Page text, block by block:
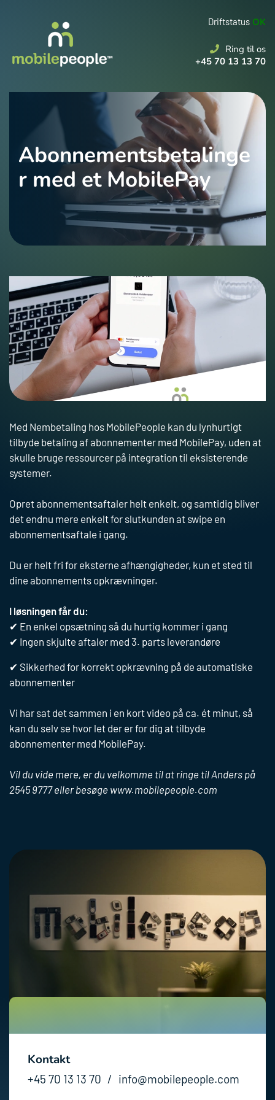
Forside
Løsninger
Nembetaling
Abonnements­betaling med kort
MobilePay
MobilePay & ePayments
KontoBetaling
Rate betaling
eValg
Dataopsamling
Nembetaling
Betalingsservice
MobilePay
Rate betaling
Straksbetaling
IVR Betaling
Om MobilePeople
Hvem er vi
Persondatapolitik
Kontakt
Blog
Driftstatus OK
Ring til os
+45 70 13 13 70
Abonnementsbetalinge
r med et MobilePay
Med Nembetaling hos MobilePeople kan du lynhurtigt
tilbyde betaling af abonnementer med MobilePay, uden at
skulle bruge ressourcer på integration til eksisterende
systemer.
Opret abonnementsaftaler helt enkelt, og samtidig bliver
det endnu mere enkelt for slutkunden at swipe en
abonnementsaftale i gang.
Du er helt fri for eksterne afhængigheder, kun et sted til
dine abonnements opkrævninger.
I løsningen får du:
✔ En enkel opsætning så du hurtig kommer i gang
✔ Ingen skjulte aftaler med 3. parts leverandøre
✔ Sikkerhed for korrekt opkrævning på de automatiske
abonnementer
Vi har sat det sammen i en kort video på ca. ét minut, så
kan du selv se hvor let der er for dig at tilbyde
abonnementer med MobilePay.
Vil du vide mere, er du velkomme til at ringe til Anders på
2545 9777 eller besøge www.mobilepeople.com
Kontakt
+45 70 13 13 70 / info@mobilepeople.com